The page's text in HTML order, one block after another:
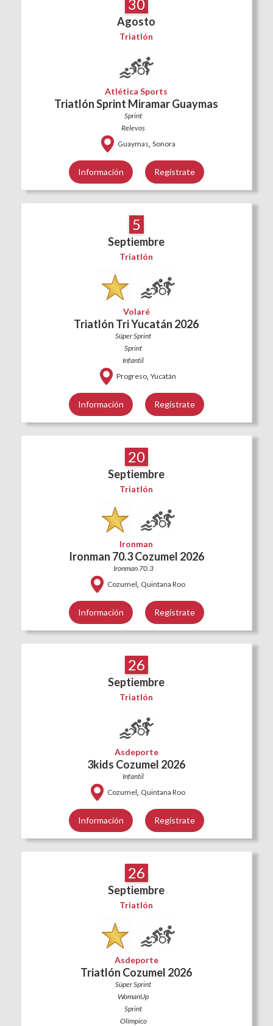
30
Agosto
Triatlón
Atlética Sports
Triatlón Sprint Miramar Guaymas
Sprint
Relevos
Guaymas, Sonora
Información Regístrate
5
Septiembre
Triatlón
Volaré
Triatlón Tri Yucatán 2026
Súper Sprint
Sprint
Infantil
Progreso, Yucatán
Información Regístrate
20
Septiembre
Triatlón
Ironman
Ironman 70.3 Cozumel 2026
Ironman 70.3
Cozumel, Quintana Roo
Información Regístrate
26
Septiembre
Triatlón
Asdeporte
3kids Cozumel 2026
Infantil
Cozumel, Quintana Roo
Información Regístrate
26
Septiembre
Triatlón
Asdeporte
Triatlón Cozumel 2026
Súper Sprint
WomanUp
Sprint
Olímpico